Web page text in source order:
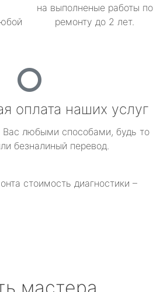
на выполненые работы по
ремонту до 2 лет.
оплата наших услуг
любыми способами, будь то
безналиный перевод.
стоимость диагностики –